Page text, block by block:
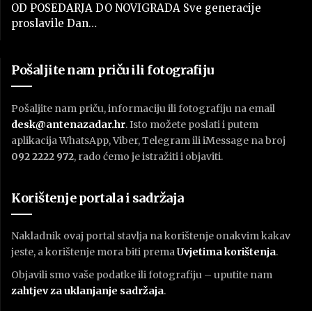
OD POSEDARJA DO NOVIGRADA Sve generacije
proslavile Dan…
Pošaljite nam priču ili fotografiju
Pošaljite nam priču, informaciju ili fotografiju na email
desk@antenazadar.hr. Isto možete poslati i putem
aplikacija WhatsApp, Viber, Telegram ili iMessage na broj
092 2222 972, rado ćemo je istražiti i objaviti.
Korištenje portala i sadržaja
Nakladnik ovaj portal stavlja na korištenje onakvim kakav
jeste, a korištenje mora biti premaUvjetima korištenja.
Objavili smo vaše podatke ili fotografiju – uputite nam
zahtjev za uklanjanje sadržaja.